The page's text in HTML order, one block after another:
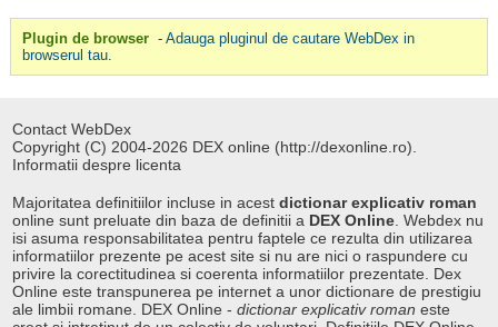
Plugin de browser - Adauga pluginul de cautare WebDex in
browserul tau.
Contact WebDex
Copyright (C) 2004-2026 DEX online (http://dexonline.ro).
Informatii despre licenta
Majoritatea definitiilor incluse in acestdictionar explicativ roman
online sunt preluate din baza de definitii a DEX Online . Webdex nu
isi asuma responsabilitatea pentru faptele ce rezulta din utilizarea
informatiilor prezente pe acest site si nu are nici o raspundere cu
privire la corectitudinea si coerenta informatiilor prezentate. Dex
Online este transpunerea pe internet a unor dictionare de prestigiu
ale limbii romane. DEX Online -dictionar explicativ roman este